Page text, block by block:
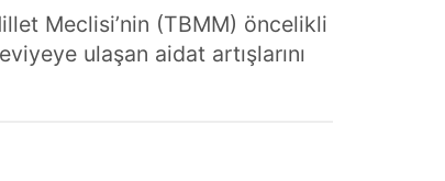
Meclisi’nin (TBMM) öncelikli
ulaşan aidat artışlarını